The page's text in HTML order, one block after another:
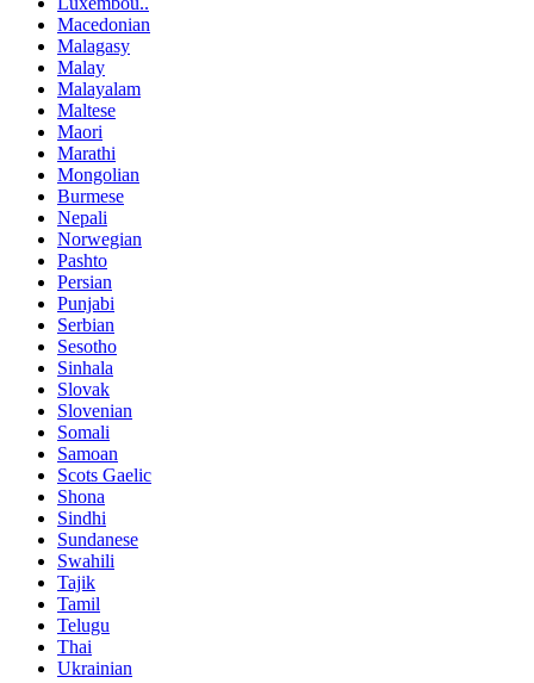
Macedonian
Malagasy
Malay
Malayalam
Maltese
Maori
Marathi
Mongolian
Burmese
Nepali
Norwegian
Pashto
Persian
Punjabi
Serbian
Sesotho
Sinhala
Slovak
Slovenian
Somali
Samoan
Scots Gaelic
Shona
Sindhi
Sundanese
Swahili
Tajik
Tamil
Telugu
Thai
Ukrainian